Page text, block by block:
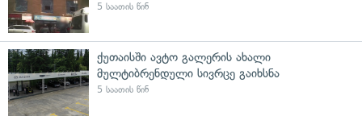
5 საათის წინ
ქუთაისში ავტო გალერის ახალი
მულტიბრენდული სივრცე გაიხსნა
5 საათის წინ